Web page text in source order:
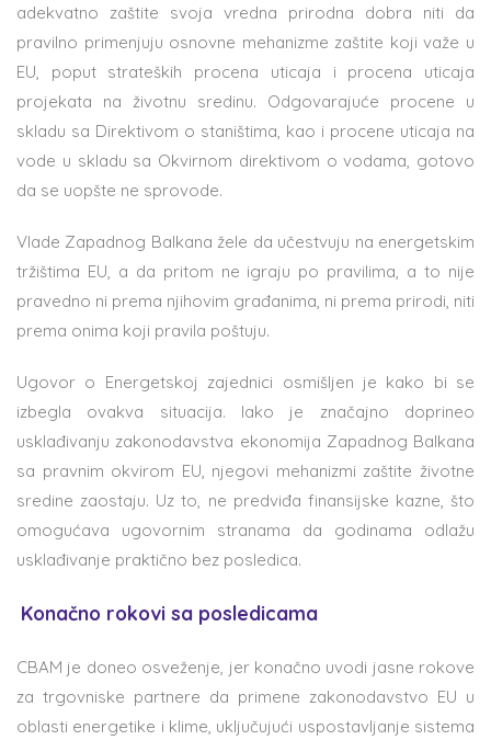
adekvatno zaštite svoja vredna prirodna dobra niti da
pravilno primenjuju osnovne mehanizme zaštite koji važe u
EU, poput strateških procena uticaja i procena uticaja
projekata na životnu sredinu. Odgovarajuće procene u
skladu sa Direktivom o staništima, kao i procene uticaja na
vode u skladu sa Okvirnom direktivom o vodama, gotovo
da se uopšte ne sprovode.
Vlade Zapadnog Balkana žele da učestvuju na energetskim
tržištima EU, a da pritom ne igraju po pravilima, a to nije
pravedno ni prema njihovim građanima, ni prema prirodi, niti
prema onima koji pravila poštuju.
Ugovor o Energetskoj zajednici osmišljen je kako bi se
izbegla ovakva situacija. Iako je značajno doprineo
usklađivanju zakonodavstva ekonomija Zapadnog Balkana
sa pravnim okvirom EU, njegovi mehanizmi zaštite životne
sredine zaostaju. Uz to, ne predviđa finansijske kazne, što
omogućava ugovornim stranama da godinama odlažu
usklađivanje praktično bez posledica.
Konačno rokovi sa posledicama
CBAM je doneo osveženje, jer konačno uvodi jasne rokove
za trgovniske partnere da primene zakonodavstvo EU u
oblasti energetike i klime, uključujući uspostavljanje sistema